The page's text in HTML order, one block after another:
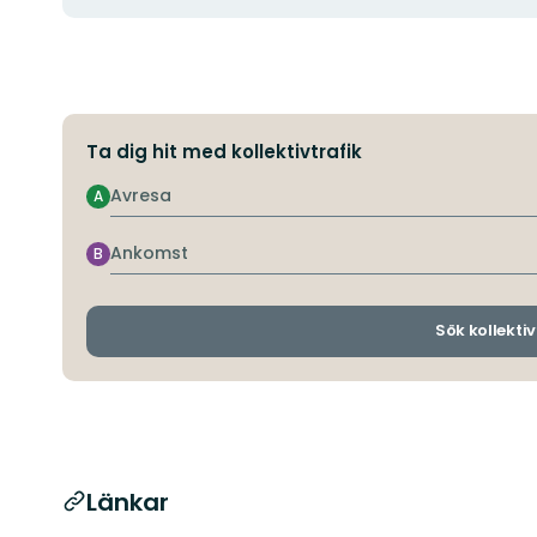
Ta dig hit med kollektivtrafik
Avresa
A
Ankomst
B
Sök
Länkar